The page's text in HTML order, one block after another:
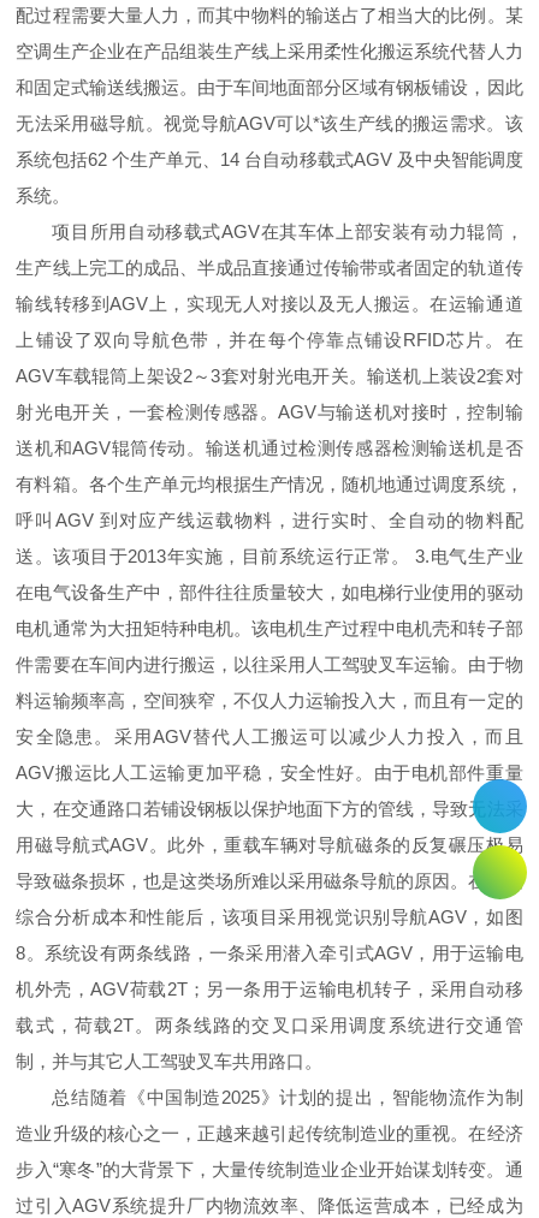
配过程需要大量人力，而其中物料的输送占了相当大的比例。某
空调生产企业在产品组装生产线上采用柔性化搬运系统代替人力
和固定式输送线搬运。由于车间地面部分区域有钢板铺设，因此
无法采用磁导航。视觉导航AGV可以*该生产线的搬运需求。该
系统包括62 个生产单元、14 台自动移载式AGV 及中央智能调度
系统。
项目所用自动移载式AGV在其车体上部安装有动力辊筒，
生产线上完工的成品、半成品直接通过传输带或者固定的轨道传
输线转移到AGV上，实现无人对接以及无人搬运。在运输通道
上铺设了双向导航色带，并在每个停靠点铺设RFID芯片。在
AGV车载辊筒上架设2～3套对射光电开关。输送机上装设2套对
射光电开关，一套检测传感器。AGV与输送机对接时，控制输
送机和AGV辊筒传动。输送机通过检测传感器检测输送机是否
有料箱。各个生产单元均根据生产情况，随机地通过调度系统，
呼叫AGV 到对应产线运载物料，进行实时、全自动的物料配
送。该项目于2013年实施，目前系统运行正常。 3.电气生产业
在电气设备生产中，部件往往质量较大，如电梯行业使用的驱动
电机通常为大扭矩特种电机。该电机生产过程中电机壳和转子部
件需要在车间内进行搬运，以往采用人工驾驶叉车运输。由于物
料运输频率高，空间狭窄，不仅人力运输投入大，而且有一定的
安全隐患。采用AGV替代人工搬运可以减少人力投入，而且
AGV搬运比人工运输更加平稳，安全性好。由于电机部件重量
大，在交通路口若铺设钢板以保护地面下方的管线，导致无法采
用磁导航式AGV。此外，重载车辆对导航磁条的反复碾压极易
导致磁条损坏，也是这类场所难以采用磁条导航的原因。在经过
综合分析成本和性能后，该项目采用视觉识别导航AGV，如图
8。系统设有两条线路，一条采用潜入牵引式AGV，用于运输电
机外壳，AGV荷载2T；另一条用于运输电机转子，采用自动移
载式，荷载2T。两条线路的交叉口采用调度系统进行交通管
制，并与其它人工驾驶叉车共用路口。
总结随着《中国制造2025》计划的提出，智能物流作为制
造业升级的核心之一，正越来越引起传统制造业的重视。在经济
步入“寒冬”的大背景下，大量传统制造业企业开始谋划转变。通
过引入AGV系统提升厂内物流效率、降低运营成本，已经成为